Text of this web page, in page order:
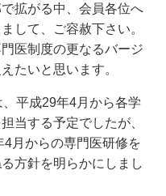
拡がる中、会員各位へ
して、ご容赦下さい。
医制度の更なるバージ
たいと思います。
平成29年4月から各学
当する予定でしたが、
月からの専門医研修を
方針を明らかにしまし